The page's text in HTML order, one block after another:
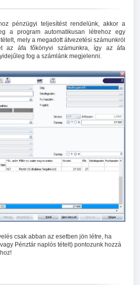
pénzügyi teljesítést rendelünk, akkor a
a program automatikusan létrehoz egy
mely a megadott átvezetési számunkról
az áfa főkönyvi számunkra, így az áfa
fog a számlánk megjelenni.
csak abban az esetben jön létre, ha
Pénztár naplós tételt) pontozunk hozzá